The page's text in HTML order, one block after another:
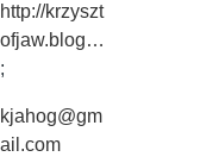
http://krzyszt
ofjaw.blog…
;
kjahog@gm
ail.com